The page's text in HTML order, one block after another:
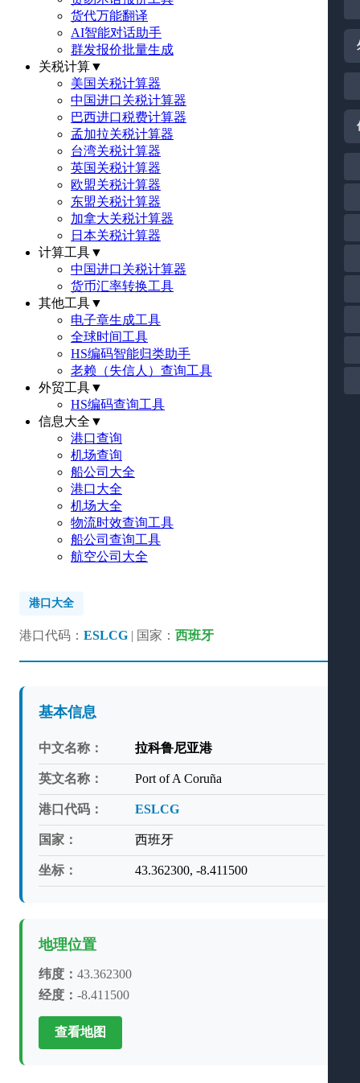
货代万能翻译
AI智能对话助手
群发报价批量生成
关税计算▼
美国关税计算器
中国进口关税计算器
巴西进口税费计算器
孟加拉关税计算器
台湾关税计算器
英国关税计算器
欧盟关税计算器
东盟关税计算器
加拿大关税计算器
日本关税计算器
计算工具▼
中国进口关税计算器
货币汇率转换工具
其他工具▼
电子章生成工具
全球时间工具
HS编码智能归类助手
老赖（失信人）查询工具
外贸工具▼
HS编码查询工具
信息大全 ▼
港口查询
机场查询
船公司大全
港口大全
机场大全
物流时效查询工具
船公司查询工具
航空公司大全
港口大全
港口代码： ESLCG | 国家： 西班牙
基本信息
中文名称： 拉科鲁尼亚港
英文名称： Port of A Coruña
港口代码： ESLCG
国家： 西班牙
坐标： 43.362300, -8.411500
地理位置
纬度： 43.362300
经度： -8.411500
查看地图